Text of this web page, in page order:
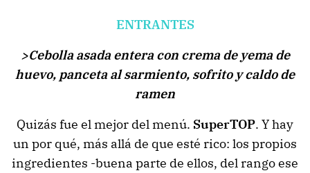
ENTRANTES
>Cebolla asada entera con crema de yema de
huevo, panceta al sarmiento, sofrito y caldo de
ramen
Quizás fue el mejor del menú. SuperTOP. Y hay
un por qué, más allá de que esté rico: los propios
ingredientes -buena parte de ellos, del rango ese